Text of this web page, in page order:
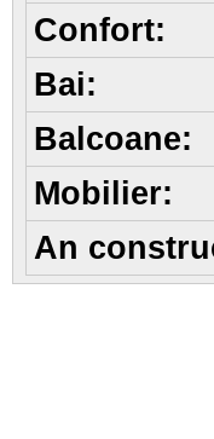
Confort:
Bai:
Balcoane:
Mobilier:
An